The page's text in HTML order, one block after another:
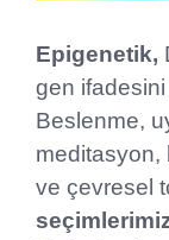
Epigenetik,
gen
Beslenme,
meditasyon,
ve çevresel